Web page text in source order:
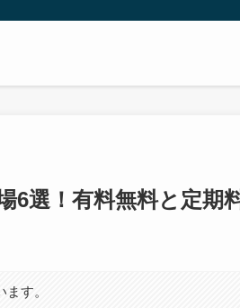
6選！有料無料と定期
す。